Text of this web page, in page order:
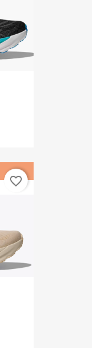
favorite_border